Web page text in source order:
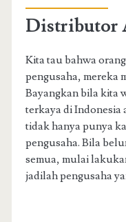
Distributor
Kita tau bahwa
pengusaha, mereka
Bayangkan bila kita
terkaya di Indonesia
tidak hanya punya
pengusaha. Bila
semua, mulai
jadilah pengusaha